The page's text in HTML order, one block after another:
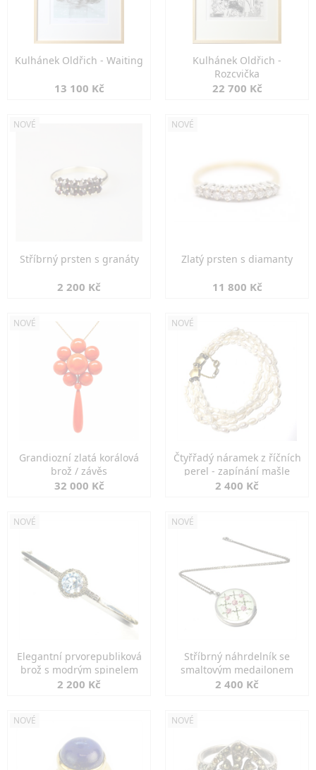
Kulhánek Oldřich - Waiting
13 100 Kč
Kulhánek Oldřich -
Rozcvička
22 700 Kč
NOVÉ
Stříbrný prsten s granáty
2 200 Kč
NOVÉ
Zlatý prsten s diamanty
11 800 Kč
NOVÉ
Grandiozní zlatá korálová
brož / závěs
32 000 Kč
NOVÉ
Čtyřřadý náramek z říčních
perel - zapínání mašle
2 400 Kč
NOVÉ
Elegantní prvorepubliková
brož s modrým spinelem
2 200 Kč
NOVÉ
Stříbrný náhrdelník se
smaltovým medailonem
2 400 Kč
NOVÉ NOVÉ